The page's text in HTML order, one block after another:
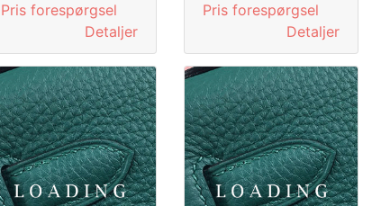
Pris forespørgsel
Detaljer
Pris forespørgsel
Detaljer